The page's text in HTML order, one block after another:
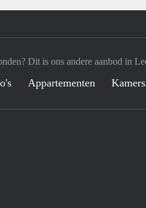
Dit is ons andere aanbod in
Appartementen Kamers